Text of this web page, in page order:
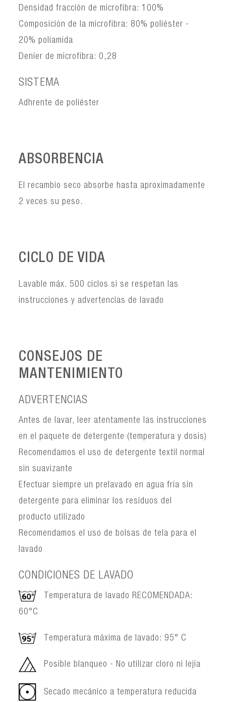
Densidad fracción de microfibra: 100%
Composición de la microfibra: 80% poliéster -
20% poliamida
Denier de microfibra: 0,28
SISTEMA
Adhrente de poliéster
ABSORBENCIA
El recambio seco absorbe hasta aproximadamente
2 veces su peso.
CICLO DE VIDA
Lavable máx. 500 ciclos si se respetan las
instrucciones y advertencias de lavado
CONSEJOS DE
MANTENIMIENTO
ADVERTENCIAS
Antes de lavar, leer atentamente las instrucciones
en el paquete de detergente (temperatura y dosis)
Recomendamos el uso de detergente textil normal
sin suavizante
Efectuar siempre un prelavado en agua fría sin
detergente para eliminar los residuos del
producto utilizado
Recomendamos el uso de bolsas de tela para el
lavado
CONDICIONES DE LAVADO
Temperatura de lavado RECOMENDADA:
60°C
Temperatura máxima de lavado: 95° C
Posible blanqueo - No utilizar cloro ni lejía
Secado mecánico a temperatura reducida